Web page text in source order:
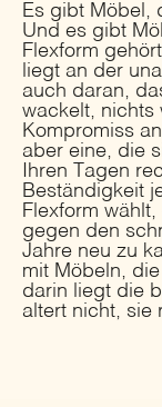
Es gibt Möbel,
Und es gibt
Flexform
liegt an der
auch daran,
wackelt, nichts
Kompromiss
aber eine, die
Ihren Tagen
Beständigkeit
Flexform
gegen den
Jahre neu zu
mit Möbeln,
darin liegt die
altert nicht, sie